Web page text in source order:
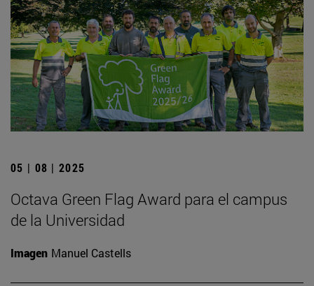
05 | 08 | 2025
Octava Green Flag Award para el campus
de la Universidad
Imagen Manuel Castells